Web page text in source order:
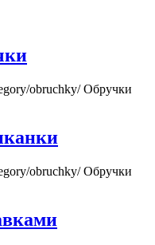
obruchky/Обручки
obruchky/Обручки